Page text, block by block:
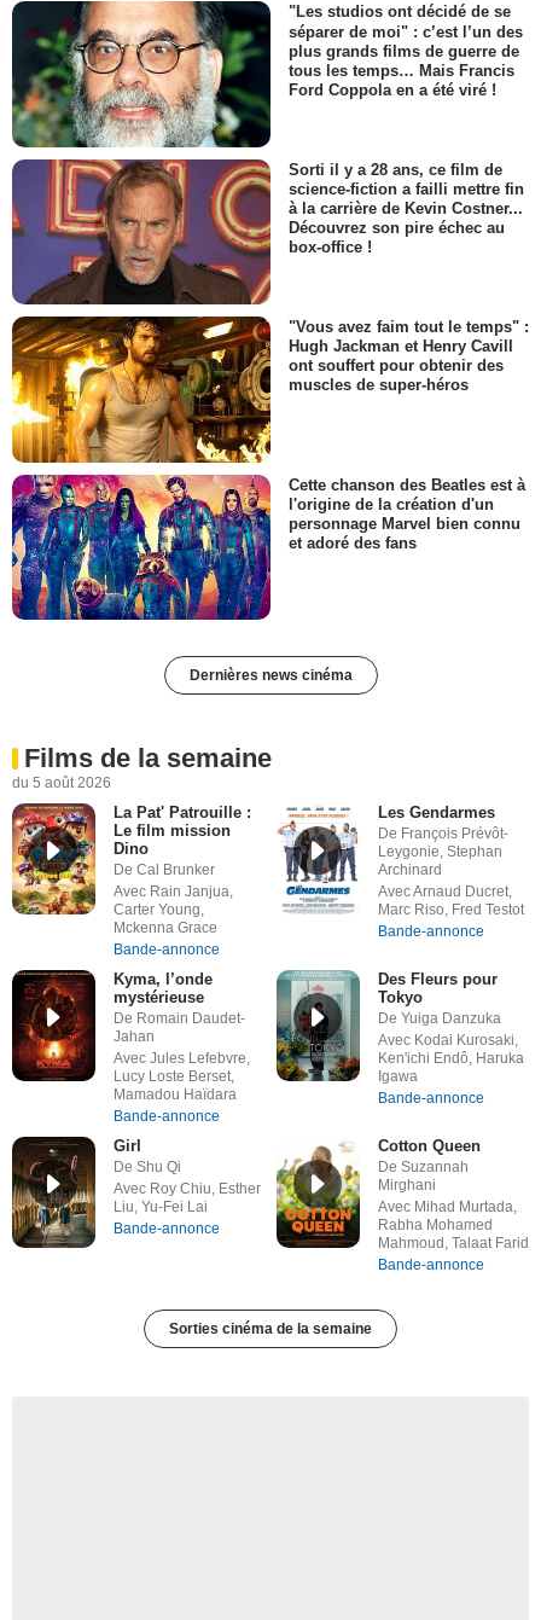
"Les studios ont décidé de se
séparer de moi" : c’est l’un des
plus grands films de guerre de
tous les temps… Mais Francis
Ford Coppola en a été viré !
Sorti il y a 28 ans, ce film de
science-fiction a failli mettre fin
à la carrière de Kevin Costner...
Découvrez son pire échec au
box-office !
"Vous avez faim tout le temps" :
Hugh Jackman et Henry Cavill
ont souffert pour obtenir des
muscles de super-héros
Cette chanson des Beatles est à
l'origine de la création d'un
personnage Marvel bien connu
et adoré des fans
Dernières news cinéma
Films de la semaine
du 5 août 2026
La Pat' Patrouille :
Le film mission
Dino
De Cal Brunker
Avec Rain Janjua,
Carter Young,
Mckenna Grace
Bande-annonce
Les Gendarmes
De François Prévôt-
Leygonie, Stephan
Archinard
Avec Arnaud Ducret,
Marc Riso, Fred Testot
Bande-annonce
Kyma, l’onde
mystérieuse
De Romain Daudet-
Jahan
Avec Jules Lefebvre,
Lucy Loste Berset,
Mamadou Haïdara
Bande-annonce
Des Fleurs pour
Tokyo
De Yuiga Danzuka
Avec Kodai Kurosaki,
Ken'ichi Endô, Haruka
Igawa
Bande-annonce
Girl
De Shu Qi
Avec Roy Chiu, Esther
Liu, Yu-Fei Lai
Bande-annonce
Cotton Queen
De Suzannah
Mirghani
Avec Mihad Murtada,
Rabha Mohamed
Mahmoud, Talaat Farid
Bande-annonce
Sorties cinéma de la semaine